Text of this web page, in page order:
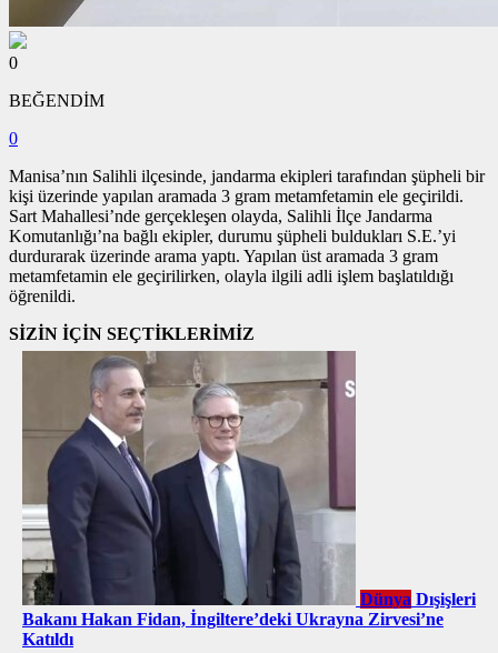
0
BEĞENDİM
0
Manisa’nın Salihli ilçesinde, jandarma ekipleri tarafından şüpheli bir
kişi üzerinde yapılan aramada 3 gram metamfetamin ele geçirildi.
Sart Mahallesi’nde gerçekleşen olayda, Salihli İlçe Jandarma
Komutanlığı’na bağlı ekipler, durumu şüpheli buldukları S.E.’yi
durdurarak üzerinde arama yaptı. Yapılan üst aramada 3 gram
metamfetamin ele geçirilirken, olayla ilgili adli işlem başlatıldığı
öğrenildi.
SİZİN İÇİN SEÇTİKLERİMİZ
Dünya Dışişleri
Bakanı Hakan Fidan, İngiltere’deki Ukrayna Zirvesi’ne
Katıldı